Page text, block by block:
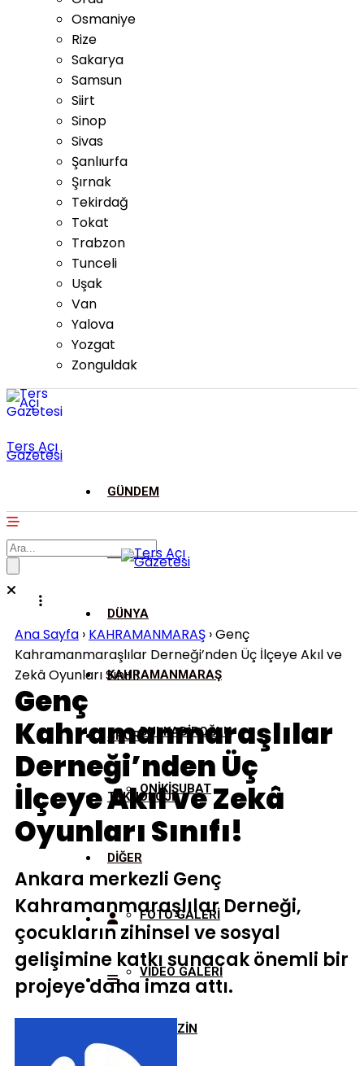
Osmaniye
Rize
Sakarya
Samsun
Siirt
Sinop
Sivas
Şanlıurfa
Şırnak
Tekirdağ
Tokat
Trabzon
Tunceli
Uşak
Van
Yalova
Yozgat
Zonguldak
Ters Açı
Gazetesi
GÜNDEM
ASAYİŞ
DÜNYA
KAHRAMANMARAŞ
DULKADİROĞLU
ONİKİŞUBAT
SPOR
TEKNOLOJİ
DİĞER
FOTO GALERİ
VİDEO GALERİ
MAGAZİN
Ana Sayfa › KAHRAMANMARAŞ ›Genç
Kahramanmaraşlılar Derneği’nden Üç İlçeye Akıl ve
Zekâ Oyunları Sınıfı!
Genç
Kahramanmaraşlılar
Derneği’nden Üç
İlçeye Akıl ve Zekâ
Oyunları Sınıfı!
Ankara merkezli Genç
Kahramanmaraşlılar Derneği,
çocukların zihinsel ve sosyal
gelişimine katkı sunacak önemli bir
projeye daha imza attı.